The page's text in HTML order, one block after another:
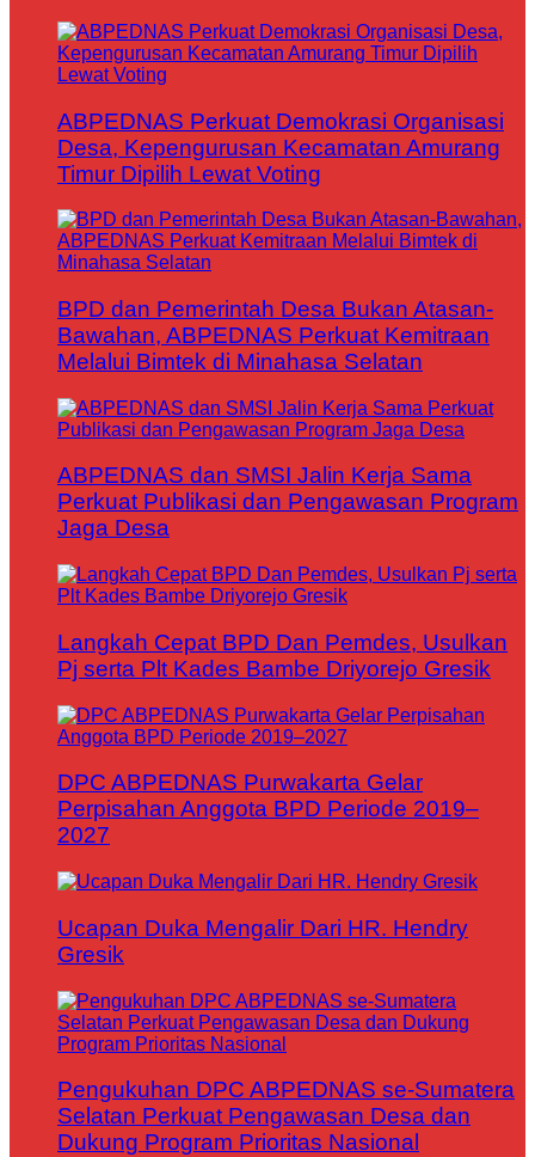
ABPEDNAS Perkuat Demokrasi Organisasi
Desa, Kepengurusan Kecamatan Amurang
Timur Dipilih Lewat Voting
BPD dan Pemerintah Desa Bukan Atasan-
Bawahan, ABPEDNAS Perkuat Kemitraan
Melalui Bimtek di Minahasa Selatan
ABPEDNAS dan SMSI Jalin Kerja Sama
Perkuat Publikasi dan Pengawasan Program
Jaga Desa
Langkah Cepat BPD Dan Pemdes, Usulkan
Pj serta Plt Kades Bambe Driyorejo Gresik
DPC ABPEDNAS Purwakarta Gelar
Perpisahan Anggota BPD Periode 2019–
2027
Ucapan Duka Mengalir Dari HR. Hendry
Gresik
Pengukuhan DPC ABPEDNAS se-Sumatera
Selatan Perkuat Pengawasan Desa dan
Dukung Program Prioritas Nasional